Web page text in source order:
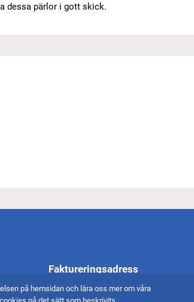
dessa pärlor i gott skick.
Faktureringsadress
Endast e-faktura (.pdf)
på hemsidan och lära oss mer om våra